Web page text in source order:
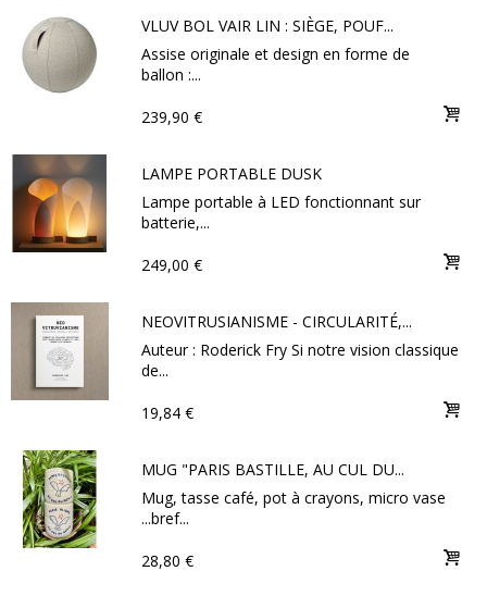
VLUV BOL VAIR LIN : SIÈGE, POUF...
Assise originale et design en forme de
ballon :...
239,90 €
LAMPE PORTABLE DUSK
Lampe portable à LED fonctionnant sur
batterie,...
249,00 €
NEOVITRUSIANISME - CIRCULARITÉ,...
Auteur : Roderick Fry Si notre vision classique
de...
19,84 €
MUG "PARIS BASTILLE, AU CUL DU...
Mug, tasse café, pot à crayons, micro vase
...bref...
28,80 €